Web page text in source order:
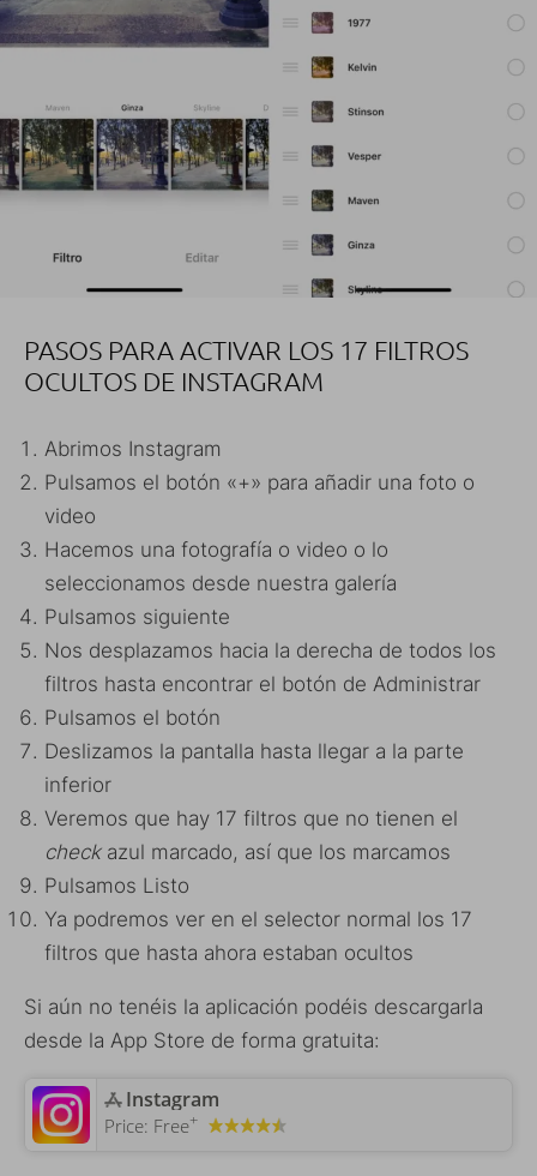
PASOS PARA ACTIVAR LOS 17 FILTROS
OCULTOS DE INSTAGRAM
Abrimos Instagram
Pulsamos el botón «+» para añadir una foto o
video
Hacemos una fotografía o video o lo
seleccionamos desde nuestra galería
Pulsamos siguiente
Nos desplazamos hacia la derecha de todos los
filtros hasta encontrar el botón de Administrar
Pulsamos el botón
Deslizamos la pantalla hasta llegar a la parte
inferior
Veremos que hay 17 filtros que no tienen el
checkazul marcado, así que los marcamos
Pulsamos Listo
Ya podremos ver en el selector normal los 17
filtros que hasta ahora estaban ocultos
Si aún no tenéis la aplicación podéis descargarla
desde la App Store de forma gratuita:
‎Instagram
Price: Free+